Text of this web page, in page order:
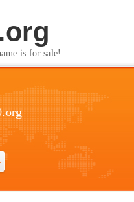
is for sale!